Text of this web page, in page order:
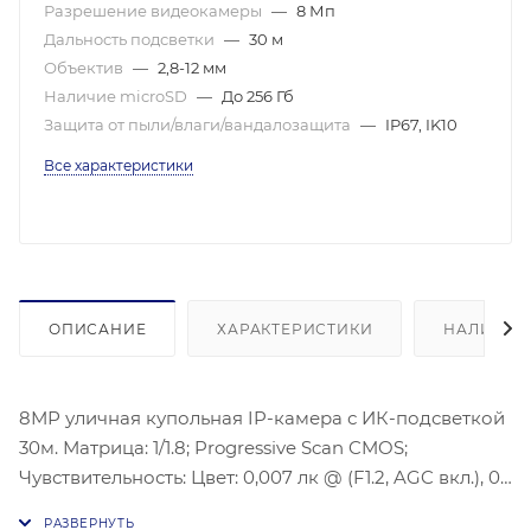
Разрешение видеокамеры — 8 Мп
Дальность подсветки — 30 м
Объектив — 2,8-12 мм
Наличие microSD — До 256 Гб
Защита от пыли/влаги/вандалозащита — IP67, IK10
Все характеристики
ОПИСАНИЕ ХАРАКТЕРИСТИКИ НАЛИЧИЕ
8МР уличная купольная IP-камера с ИК-подсветкой
30м. Матрица: 1/1.8; Progressive Scan CMOS;
Чувствительность: Цвет: 0,007 лк @ (F1.2, AGC вкл.), 0